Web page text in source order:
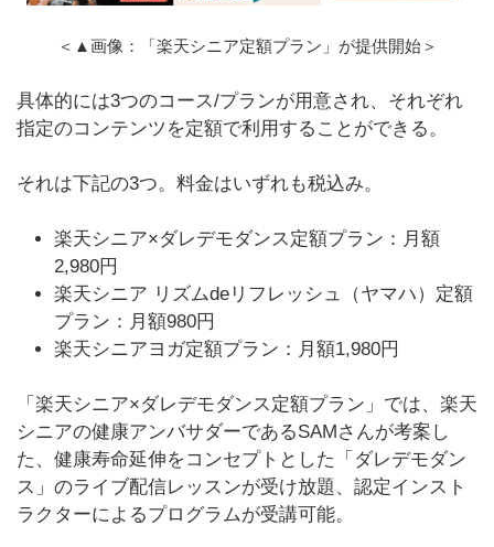
＜▲画像：「楽天シニア定額プラン」が提供開始＞
具体的には3つのコース/プランが用意され、それぞれ
指定のコンテンツを定額で利用することができる。
それは下記の3つ。料金はいずれも税込み。
楽天シニア×ダレデモダンス定額プラン：月額
2,980円
楽天シニア リズムdeリフレッシュ（ヤマハ）定額
プラン：月額980円
楽天シニアヨガ定額プラン：月額1,980円
「楽天シニア×ダレデモダンス定額プラン」では、楽天
シニアの健康アンバサダーであるSAMさんが考案し
た、健康寿命延伸をコンセプトとした「ダレデモダン
ス」のライブ配信レッスンが受け放題、認定インスト
ラクターによるプログラムが受講可能。